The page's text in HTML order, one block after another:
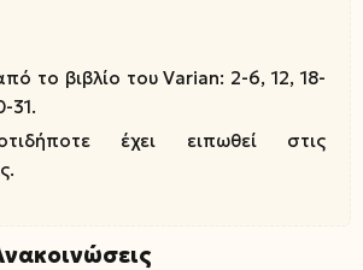
το βιβλίο του Varian: 2-6, 12, 18-
31.
έχει ειπωθεί στις